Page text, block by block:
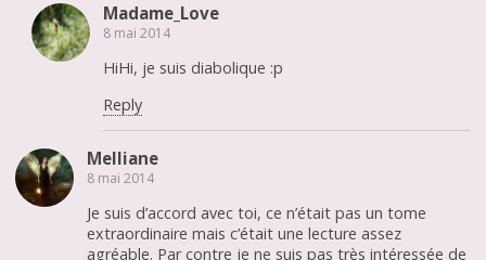
Madame_Love
8 mai 2014
HiHi, je suis diabolique :p
Reply
Melliane
8 mai 2014
Je suis d’accord avec toi, ce n’était pas un tome
extraordinaire mais c’était une lecture assez
agréable. Par contre je ne suis pas très intéressée de